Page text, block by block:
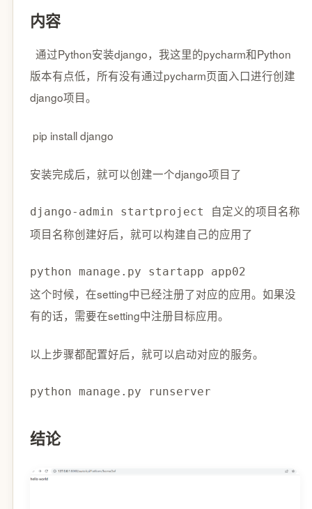
内容
通过Python安装django，我这里的pycharm和Python
版本有点低，所有没有通过pycharm页面入口进行创建
django项目。
pip install django
安装完成后，就可以创建一个django项目了
django-admin startproject 自定义的项目名称
项目名称创建好后，就可以构建自己的应用了
python manage.py startapp app02
这个时候，在setting中已经注册了对应的应用。如果没
有的话，需要在setting中注册目标应用。
以上步骤都配置好后，就可以启动对应的服务。
python manage.py runserver
结论